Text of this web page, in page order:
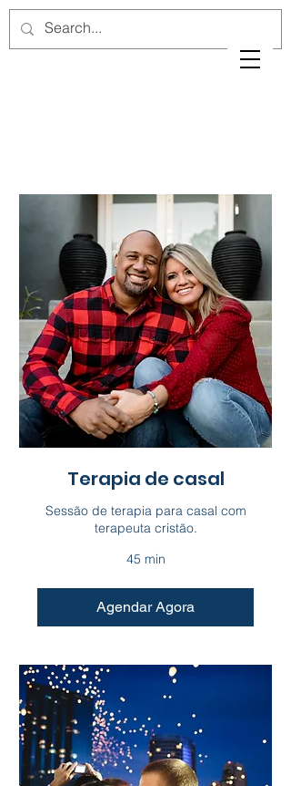
Terapia de casal
Sessão de terapia para casal com
terapeuta cristão.
45 min
Agendar Agora